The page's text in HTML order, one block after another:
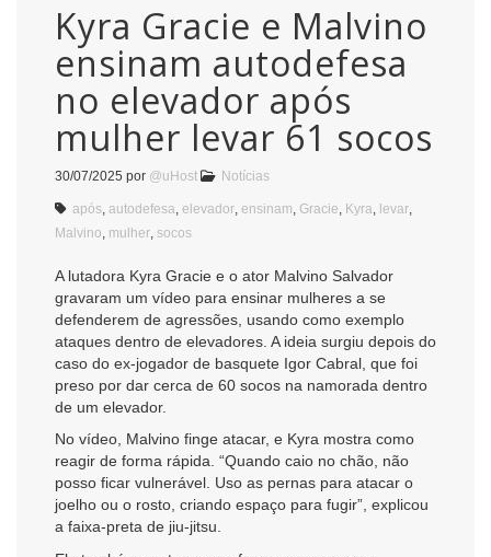
Kyra Gracie e Malvino
ensinam autodefesa
no elevador após
mulher levar 61 socos
30/07/2025 por @uHost Notícias
após autodefesa elevador ensinam Gracie Kyra levar
Malvino mulher socos
A lutadora Kyra Gracie e o ator Malvino Salvador
gravaram um vídeo para ensinar mulheres a se
defenderem de agressões, usando como exemplo
ataques dentro de elevadores. A ideia surgiu depois do
caso do ex-jogador de basquete Igor Cabral, que foi
preso por dar cerca de 60 socos na namorada dentro
de um elevador.
No vídeo, Malvino finge atacar, e Kyra mostra como
reagir de forma rápida. “Quando caio no chão, não
posso ficar vulnerável. Uso as pernas para atacar o
joelho ou o rosto, criando espaço para fugir”, explicou
a faixa-preta de jiu-jitsu.